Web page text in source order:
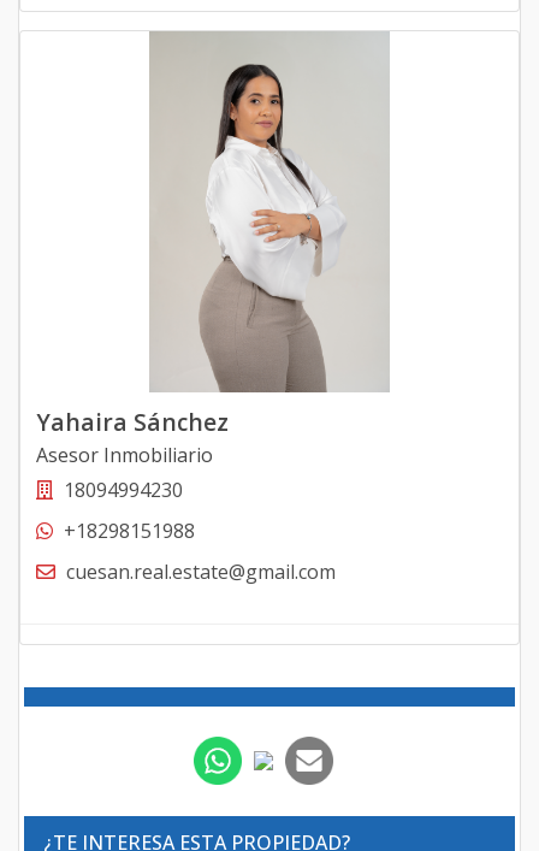
Yahaira Sánchez
Asesor Inmobiliario
18094994230
+18298151988
cuesan.real.estate@gmail.com
¿TE INTERESA ESTA PROPIEDAD?